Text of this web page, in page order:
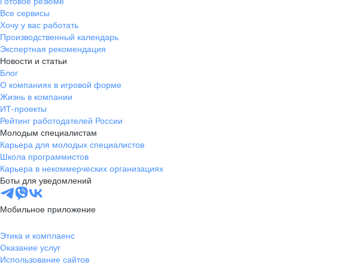
Все сервисы
Хочу у вас работать
Производственный календарь
Экспертная рекомендация
Новости и статьи
Блог
О компаниях в игровой форме
Жизнь в компании
ИТ-проекты
Рейтинг работодателей России
Молодым специалистам
Карьера для молодых специалистов
Школа программистов
Карьера в некоммерческих организациях
Боты для уведомлений
Мобильное приложение
Этика и комплаенс
Оказание услуг
Использование сайтов